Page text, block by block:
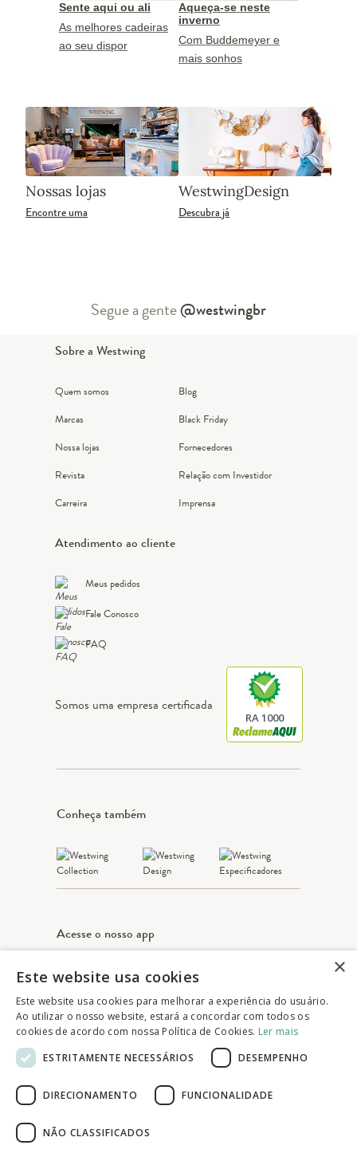
Sente aqui ou ali
As melhores cadeiras
ao seu dispor
Aqueça-se neste
inverno
Com Buddemeyer e
mais sonhos
Nossas lojas
Encontre uma
WestwingDesign
Descubra já
Segue a gente@westwingbr
Sobre a Westwing
Quem somos
Marcas
Nossa lojas
Revista
Carreira
Blog
Black Friday
Fornecedores
Relação com Investidor
Imprensa
Atendimento ao cliente
Meus pedidos
Fale Conosco
FAQ
Somos uma empresa certificada
RA 1000
Conheça também
Acesse o nosso app
Apple Store Google play
© 2025 Westwing Comércio Varejista S.A
WESTWING COMÉRCIO VAREJISTA S.A
CNPJ: 14.776.142/0001-50
Endereço: Av. Queiroz Filho, 1700 - Torre A
×
Este website usa cookies
Este website usa cookies para melhorar a experiência do usuário.
Ao utilizar o nosso website, estará a concordar com todos os
cookies de acordo com nossa Política de Cookies. Ler mais
ESTRITAMENTE NECESSÁRIOS
DESEMPENHO
DIRECIONAMENTO FUNCIONALIDADE
NÃO CLASSIFICADOS